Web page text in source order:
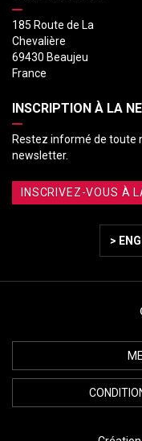
185 Route de La
Chevalière
69430 Beaujeu
France
INSCRIPTION À LA
Restez informé de toute
newsletter.
INSCRIVEZ-VOUS À
>